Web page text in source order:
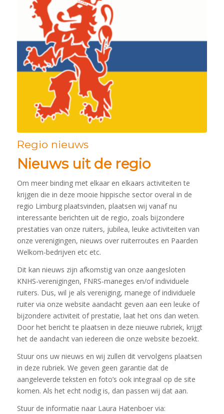
Regio nieuws
Nieuws uit de regio
Om meer binding met elkaar en elkaars activiteiten te
krijgen die in deze mooie hippische sector overal in de
regio Limburg plaatsvinden, plaatsen wij vanaf nu
interessante berichten uit de regio, zoals bijzondere
prestaties van onze ruiters, jubilea, leuke activiteiten van
onze verenigingen, nieuws over ruiterroutes en Paarden
Welkom-bedrijven etc etc.
Dit kan nieuws zijn afkomstig van onze aangesloten
KNHS-verenigingen, FNRS-maneges en/of individuele
ruiters. Dus, wil je als vereniging, manege of individuele
ruiter via onze website aandacht geven aan een leuke of
bijzondere activiteit of prestatie, laat het ons dan weten.
Door het bericht te plaatsen in deze nieuwe rubriek, krijgt
het de aandacht van iedereen die onze website bezoekt.
Stuur ons uw nieuws en wij zullen dit vervolgens plaatsen
in deze rubriek. We geven geen garantie dat de
aangeleverde teksten en foto’s ook integraal op de site
komen. Als het echt nodig is, dan passen wij dat aan.
Stuur de informatie naar Laura Hatenboer via: